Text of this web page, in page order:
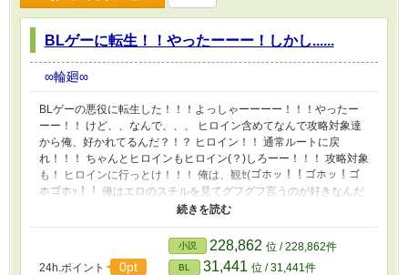
BLゲーに転生！！やったーーー！しかし......
∞輪廻∞
BLゲーの悪役に転生した！！！よっしゃーーーー！！！やったー
ーー！！ けど、、なんで、、、 ヒロイン含めてなんで攻略対象達
から俺、好かれてるんだ？！？ ヒロイン！！ 通常ルートに戻
れ！！！ ちゃんとヒロインもヒロイン(？)しろーー！！！ 攻略対象
も！ ヒロインに行っとけ！！！ 俺は、観ｾ(ゴホッ！！ゴホッ！ゴ
ホゴホｯ！！ 俺はエロのスチルを見てグフグフ言うのが好きなんだ
よぉーー！！！(￣^￣゜) 誰かーーー！！へるぷみぃー！！！ こ
24h.ポイント 0pt
小説 228,862 位 / 228,862件
BL 31,441 位 / 31,441件